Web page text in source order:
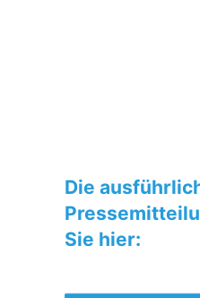
Die
Sie hier: